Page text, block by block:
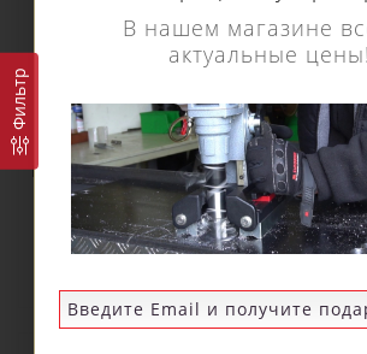
В нашем магазине
актуальные цены!
Фильтр
Кольцевое сверло
Euroboor TCT длина
100 мм, Ø 24 HMX.240
5 970 р.
100